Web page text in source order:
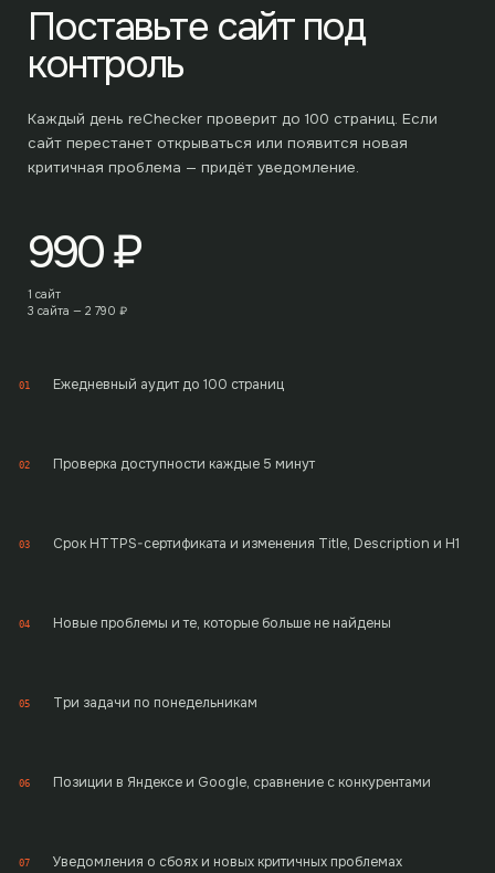
Поставьте сайт под
контроль
Каждый день reChecker проверит до 100 страниц. Если
сайт перестанет открываться или появится новая
критичная проблема — придёт уведомление.
990₽
1 сайт
3 сайта — 2 790 ₽
01 Ежедневный аудит до 100 страниц
02 Проверка доступности каждые 5 минут
03 Срок HTTPS-сертификата и изменения Title, Description и H1
04 Новые проблемы и те, которые больше не найдены
05 Три задачи по понедельникам
06 Позиции в Яндексе и Google, сравнение с конкурентами
07 Уведомления о сбоях и новых критичных проблемах